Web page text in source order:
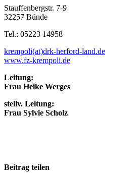
Stauffenbergstr. 7-9
32257 Bünde
Tel.: 05223 14958
krempoli(at)drk-herford-land.de
www.fz-krempoli.de
Leitung:
Frau Heike Werges
stellv. Leitung:
Frau Sylvie Scholz
Beitrag teilen